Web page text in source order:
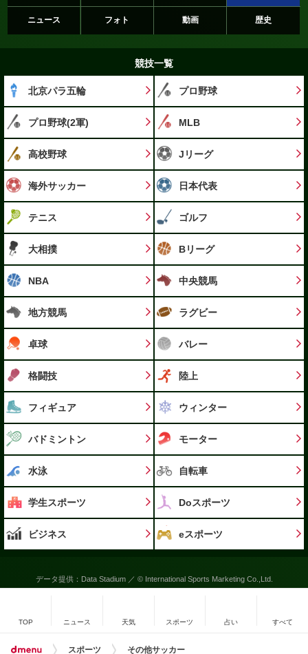
ニュース フォト 動画 歴史
競技一覧
北京パラ五輪 プロ野球
プロ野球(2軍) MLB
高校野球 Jリーグ
海外サッカー 日本代表
テニス ゴルフ
大相撲 Bリーグ
NBA 中央競馬
地方競馬 ラグビー
卓球 バレー
格闘技 陸上
フィギュア ウィンター
バドミントン モーター
水泳 自転車
学生スポーツ Doスポーツ
ビジネス eスポーツ
データ提供：Data Stadium ／ © International Sports Marketing Co.,Ltd.
TOP ニュース 天気 スポーツ 占い すべて
スポーツ その他サッカー